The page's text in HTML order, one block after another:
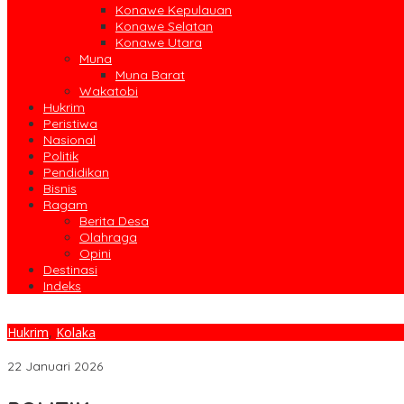
Konawe Kepulauan
Konawe Selatan
Konawe Utara
Muna
Muna Barat
Wakatobi
Hukrim
Peristiwa
Nasional
Politik
Pendidikan
Bisnis
Ragam
Berita Desa
Olahraga
Opini
Destinasi
Indeks
Hukrim, Kolaka
22 Januari 2026